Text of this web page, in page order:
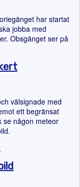
har startat
jobba med
Obsgänget ser på
välsignade med
ett begränsat
se någon meteor